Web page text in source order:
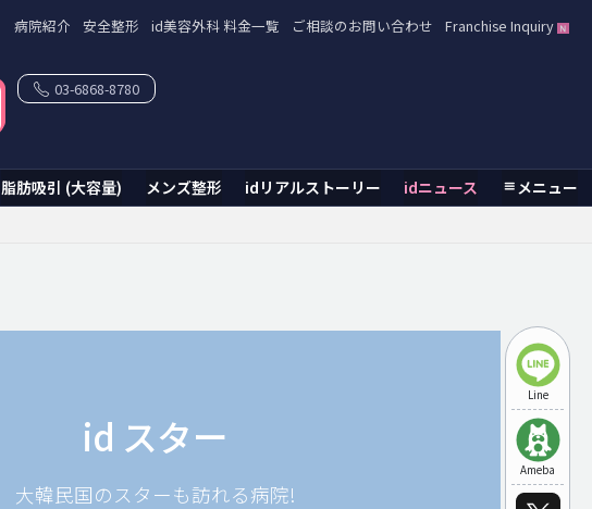
病院紹介 安全整形 id美容外科 料金一覧 ご相談のお問い合わせ Franchise Inquiry
脂肪吸引 (大容量) メンズ整形 idリアルストーリー idニュース メニュー
03-6868-8780
Line
Ameba
id スター
大韓民国のスターも訪れる病院!